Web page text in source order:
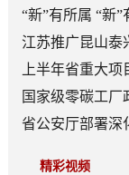
“新”有所属 “新
江苏推广昆山泰
“老大难”
上半年省重大
百分点
国家级零碳工厂
省公安厅部署深
精彩视频